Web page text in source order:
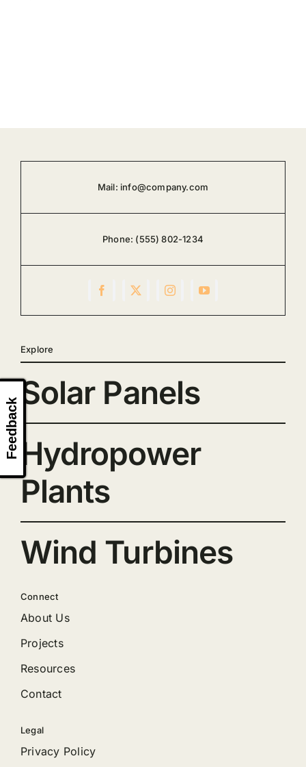
Mail: info@company.com
Phone: (555) 802-1234
Explore
Solar Panels
Hydropower
Plants
Wind Turbines
Connect
About Us
Projects
Resources
Contact
Legal
Privacy Policy
Feedback